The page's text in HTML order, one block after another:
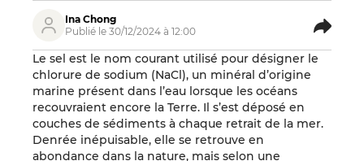
Ina Chong
Publié le 30/12/2024 à 12:00
Le sel est le nom courant utilisé pour désigner le
chlorure de sodium (NaCl), un minéral d’origine
marine présent dans l’eau lorsque les océans
recouvraient encore la Terre. Il s’est déposé en
couches de sédiments à chaque retrait de la mer.
Denrée inépuisable, elle se retrouve en
abondance dans la nature, mais selon une